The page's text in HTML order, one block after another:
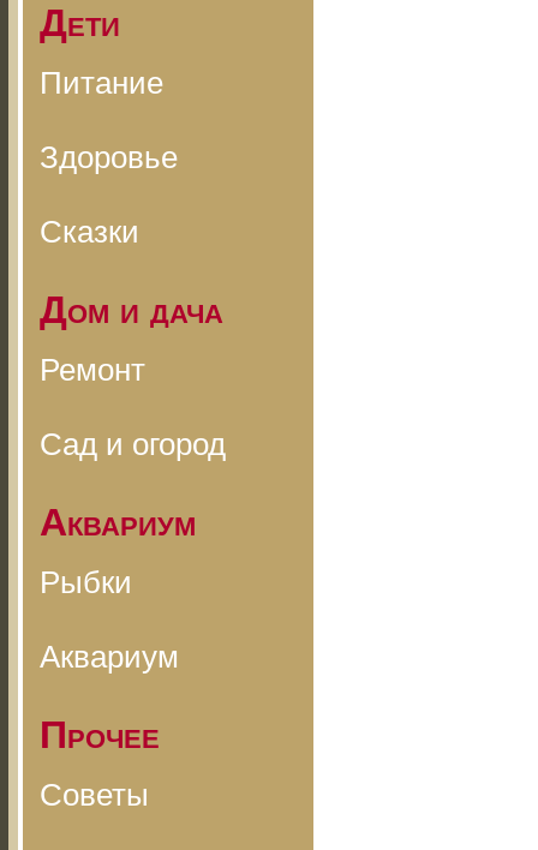
Дети
Питание
Здоровье
Сказки
Дом и дача
Ремонт
Сад и огород
Аквариум
Рыбки
Аквариум
Прочее
Советы